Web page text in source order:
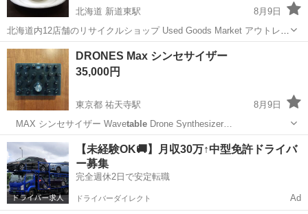
北海道 新道東駅
8月9日
北海道内12店舗のリサイクルショップ Used Goods Market アウトレッ
トモノハウス新道東店です。 ---------------------------------------------------...
北海道 札幌市 Christian Dior
DRONES Max シンセサイザー
35,000円
東京都 祐天寺駅
8月9日
MAX シンセサイザー WavetableDrone Synthesizer…
東京 目黒区 祐天寺駅 電子楽器 シンセサイザー
【未経験OK🚚】月収30万↑中型免許ドライバ
ー募集
完全週休2日で安定転職
ドライバーダイレクト Ad